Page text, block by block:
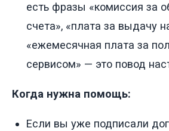
есть фразы «комиссия за
счета», «плата за выдачу
«ежемесячная плата за
сервисом» — это повод
Когда нужна помощь:
Если вы уже подписали